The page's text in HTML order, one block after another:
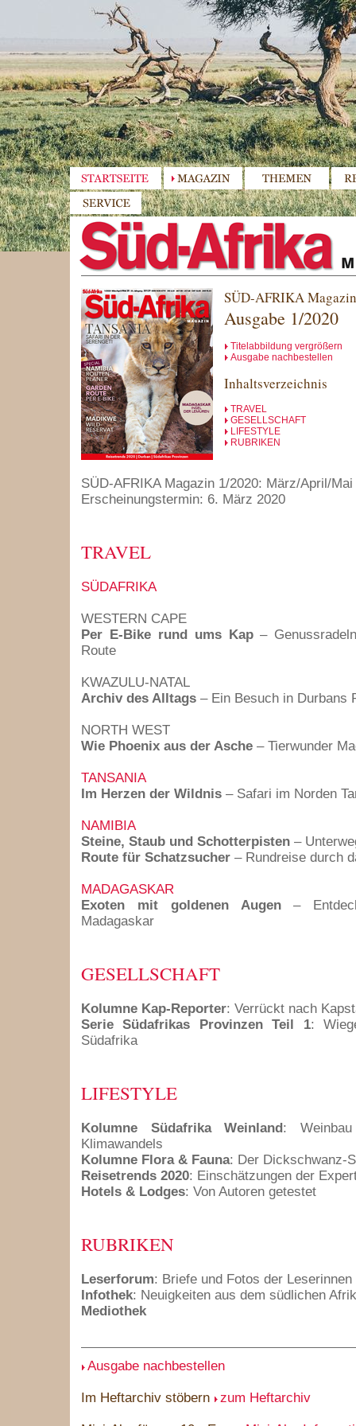
SÜD-AFRIKA Magazin
Ausgabe 1/2020
Titelabbildung vergrößern
Ausgabe nachbestellen
Inhaltsverzeichnis
TRAVEL
GESELLSCHAFT
LIFESTYLE
RUBRIKEN
SÜD-AFRIKA Magazin 1/2020: März/April/Mai
Erscheinungstermin: 6. März 2020
TRAVEL
SÜDAFRIKA
WESTERN CAPE
Per E-Bike rund ums Kap–
Route
KWAZULU-NATAL
Archiv des Alltags – Ein Besuch in Durbans
NORTH WEST
Wie Phoenix aus der Asche – Tierwunder
TANSANIA
Im Herzen der Wildnis – Safari im Norden
NAMIBIA
Steine, Staub und Schotterpisten –
Route für Schatzsucher – Rundreise durch
MADAGASKAR
Exoten mit goldenen Augen–
Madagaskar
GESELLSCHAFT
Kolumne Kap-Reporter: Verrückt nach
Serie Südafrikas Provinzen Teil 1:
Südafrika
LIFESTYLE
Kolumne Südafrika Weinland:
Klimawandels
Kolumne Flora & Fauna: Der Dickschwanz-
Reisetrends 2020: Einschätzungen der
Hotels & Lodges: Von Autoren getestet
RUBRIKEN
Leserforum: Briefe und Fotos der Leserinnen
Infothek: Neuigkeiten aus dem südlichen
Mediothek
Ausgabe nachbestellen
Im Heftarchiv stöbern zum Heftarchiv